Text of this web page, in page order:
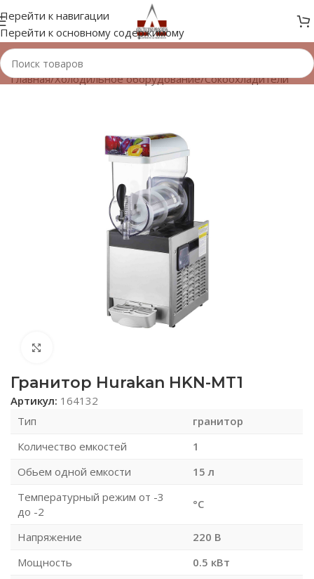
Перейти к навигации
Перейти к основному содержимому
Главная/Холодильное оборудование/Сокоохладители
Гранитор Hurakan HKN-MT1
Артикул: 164132
Тип
гранитор
Количество емкостей
1
Обьем одной емкости
15 л
Температурный режим от -3
до -2
°C
Напряжение
220 В
Мощность
0.5 кВт